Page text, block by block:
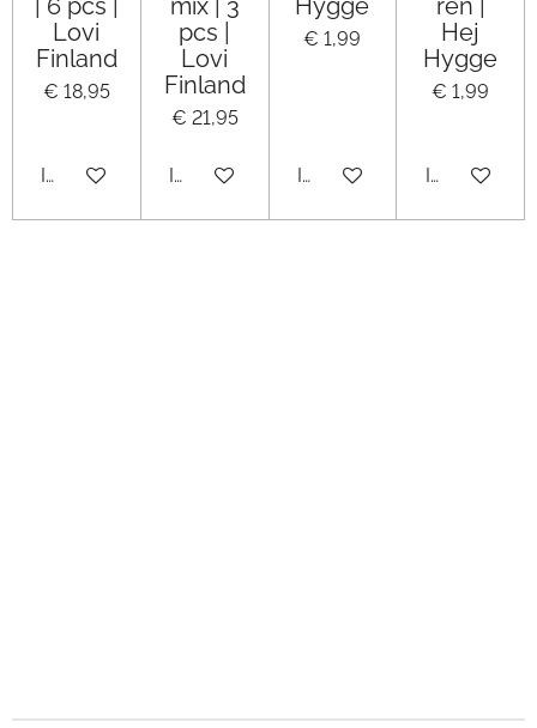
| 6 pcs |
Lovi
Finland
€ 18,95
In winkelwagen
mix | 3
pcs |
Lovi
Finland
€ 21,95
In winkelwagen
Hygge
€ 1,99
In winkelwagen
ren |
Hej
Hygge
€ 1,99
In